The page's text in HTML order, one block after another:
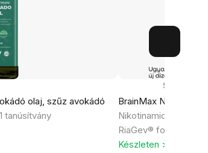
olaj, szűz avokádó
tanúsítvány
BrainMax NAD+
Nikotinamid-adenin-
RiaGev® formával
53x
Készleten > 5 db